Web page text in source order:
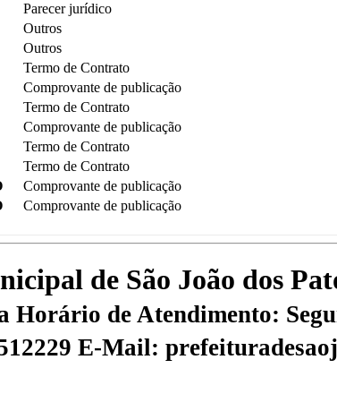
Parecer jurídico
Outros
Outros
Termo de Contrato
Comprovante de publicação
Termo de Contrato
Comprovante de publicação
Termo de Contrato
Termo de Contrato
Comprovante de publicação
Comprovante de publicação
de São João dos
Horário de Atendimento:
E-Mail: